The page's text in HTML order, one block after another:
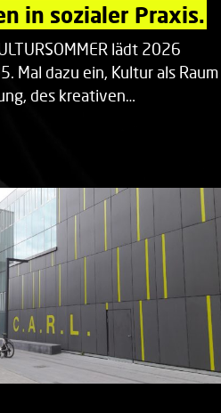
in sozialer Praxis.
lädt 2026
Mal dazu ein, Kultur als Raum
des kreativen…